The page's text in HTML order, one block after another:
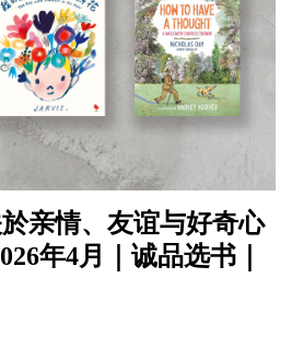
亲情、友谊与好奇心
年4月｜诚品选书｜